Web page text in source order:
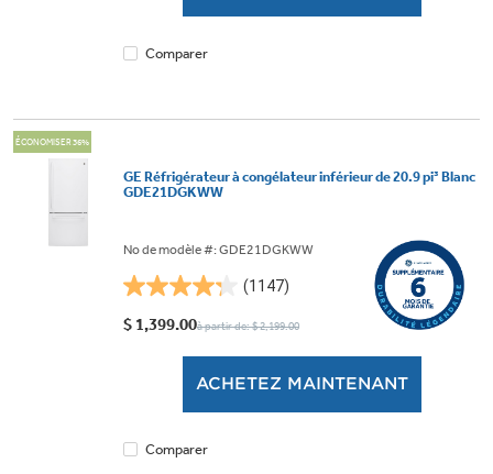
Comparer
ÉCONOMISER 36%
GE Réfrigérateur à congélateur inférieur de 20.9 pi³ Blanc
GDE21DGKWW
No de modèle #: GDE21DGKWW
(1147)
4.3
étoile(s)
$ 1,399.00à partir de: $ 2,199.00
ACHETEZ MAINTENANT
Comparer